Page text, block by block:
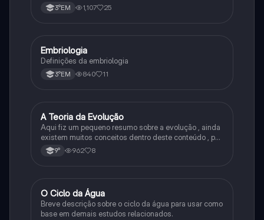
3°EM 1,107 25
Biologia
Embriologia
Definições da embriologia
3°EM 840 11
Biologia
A Teoria da Evolução
Aqui fiz um pequeno resumo sobre a evolução , ainda
existem muitos conceitos dentro deste conteúdo , por
isso sempre é bom procurar por mais fontes e
algumas questões para se resolver e fixar melhor.
9° 962 8
Química
O Ciclo da Água
Breve descrição sobre o ciclo da água para usar como
base em demais estudos relacionados.